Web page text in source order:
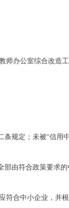
师办公室综合改造
条规定；未被“信
部由符合政策要求
符合中小企业，并